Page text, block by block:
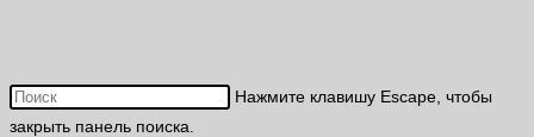
Нажмите клавишу Escape, чтобы
закрыть панель поиска.